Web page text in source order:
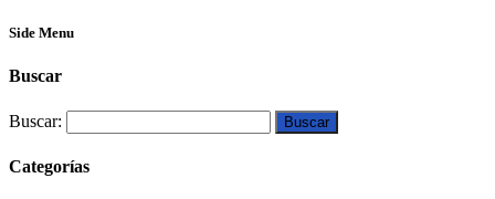
Side Menu
Buscar
Buscar:
Categorías